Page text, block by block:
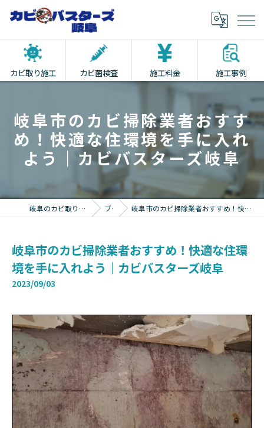
カビ取り施工 カビ菌検査 施工料金 施工事例
岐阜市のカビ掃除業者おすす
め！快適な住環境を手に入れ
よう｜カビバスターズ岐阜
岐阜のカビ取りならカビバスターズ岐阜 ブログ 岐阜市のカビ掃除業者おすすめ！快適な住環境を手に入れよう｜カビバスターズ岐阜
岐阜市のカビ掃除業者おすすめ！快適な住環
境を手に入れよう｜カビバスターズ岐阜
2023/09/03